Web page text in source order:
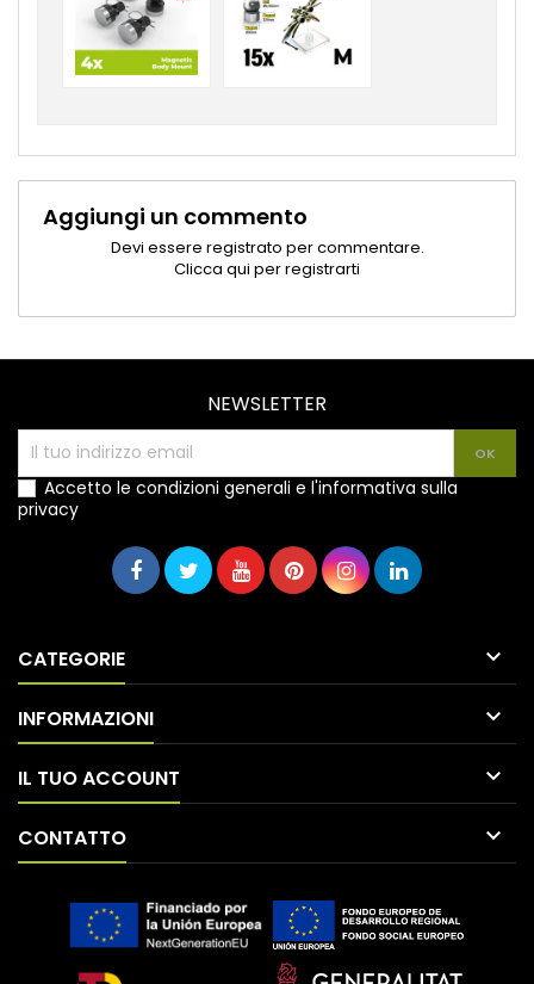
Aggiungi un commento
Devi essere registrato per commentare.
Clicca qui per registrarti
NEWSLETTER
Accetto le condizioni generali e l'informativa sulla
privacy
CATEGORIE 
INFORMAZIONI 
IL TUO ACCOUNT 
CONTATTO 